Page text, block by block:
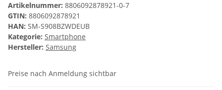
Artikelnummer: 8806092878921-0-7
GTIN: 8806092878921
HAN: SM-S908BZWDEUB
Kategorie: Smartphone
Hersteller: Samsung
Preise nach Anmeldung sichtbar